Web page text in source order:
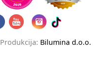
Produkcija: Bilumina d.o.o.